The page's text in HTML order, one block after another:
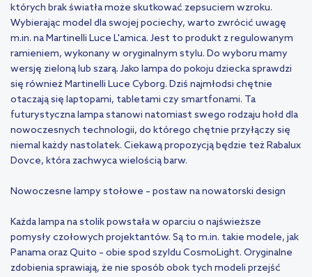
których brak światła może skutkować zepsuciem wzroku.
Wybierając model dla swojej pociechy, warto zwrócić uwagę
m.in. na Martinelli Luce L'amica. Jest to produkt z regulowanym
ramieniem, wykonany w oryginalnym stylu. Do wyboru mamy
wersję zieloną lub szarą. Jako lampa do pokoju dziecka sprawdzi
się również Martinelli Luce Cyborg. Dziś najmłodsi chętnie
otaczają się laptopami, tabletami czy smartfonami. Ta
futurystyczna lampa stanowi natomiast swego rodzaju hołd dla
nowoczesnych technologii, do którego chętnie przyłączy się
niemal każdy nastolatek. Ciekawą propozycją będzie też Rabalux
Dovce, która zachwyca wielością barw.
Nowoczesne lampy stołowe – postaw na nowatorski design
Każda lampa na stolik powstała w oparciu o najświeższe
pomysły czołowych projektantów. Są to m.in. takie modele, jak
Panama oraz Quito – obie spod szyldu CosmoLight. Oryginalne
zdobienia sprawiają, że nie sposób obok tych modeli przejść